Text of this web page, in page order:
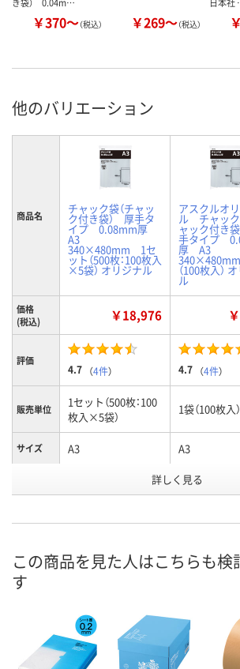
￥370～（税込） ￥269～（税込）
他のバリエーション
商品名 チャック袋（チャッ
ク付き袋） 厚手タ
イプ 0.08mm厚
A3
340×480mm 1セ
ット（500枚：100枚入
×5袋） オリジナル
アスクルオ
ル チャック
ャック付き
手タイプ
厚 A3
（100枚入）
ル
価格
(税込)
￥18,976
評価
4.7 （4件） 4.7 （4件）
販売単位
1セット（500枚：100
枚入×5袋）
1袋（100枚入）
サイズ A3 A3
P232414
8月10日（月）
カゴへ カ
詳しく見る
この商品を見た人はこちらも検
す